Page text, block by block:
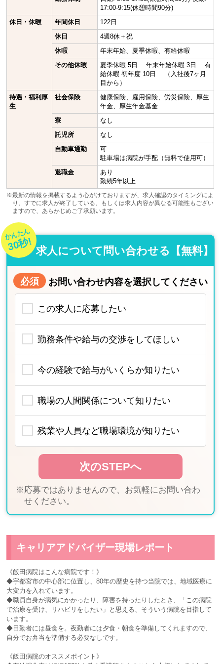
17:00-9:15(休憩時間90分)
休日・休暇
年間休日
122日
休日
4週8休＋祝
休暇
年末年始、夏季休暇、有給休暇
その他休暇
夏季休暇 5日 年末年始休暇 3日 有
給休暇 初年度 10日 （入社後7ヶ月
目から）
待遇・福利厚
生
社会保険
健康保険、雇用保険、労災保険、厚生
年金、厚生年金基金
寮
なし
託児所
なし
自動車通勤
可
駐車場は病院が手配（無料で使用可）
退職金
あり
勤続5年以上
※最新の情報を掲載するよう心がけておりますが、求人確認のタイミングによ
り、すでに求人が終了している、もしくは求人内容が異なる可能性もござい
ますので、あらかじめご了承願います。
かんたん
30秒! 求人について問い合わせる【無料】
必須 お問い合わせ内容を選択してください
この求人に応募したい
勤務条件や給与の交渉をしてほしい
今の経験で給与がいくらか知りたい
職場の人間関係について知りたい
残業や人員など職場環境が知りたい
※応募ではありませんので、お気軽にお問い合わ
せください。
キャリアアドバイザー現場レポート
《飯田病院はこんな病院です！》
◆宇都宮市の中心部に位置し、80年の歴史を持つ当院では、地域医療に
大変力を入れています。
◆職員自身が病気にかかったり、障害を持ったりしたとき、「この病院
で治療を受け、リハビリをしたい」と思える、そういう病院を目指して
います。
◆日勤者には昼食を。夜勤者には夕食・朝食を準備してくれますので、
自分でお弁当を準備する必要なしです。
《飯田病院のオススメポイント》